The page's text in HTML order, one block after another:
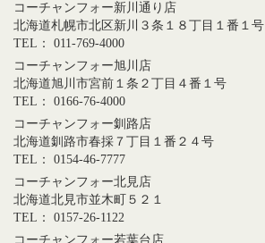
コーチャンフォー新川通り店
北海道札幌市北区新川３条１８丁目１番１号
TEL： 011-769-4000
コーチャンフォー旭川店
北海道旭川市宮前１条２丁目４番１号
TEL： 0166-76-4000
コーチャンフォー釧路店
北海道釧路市春採７丁目１番２４号
TEL： 0154-46-7777
コーチャンフォー北見店
北海道北見市並木町５２１
TEL： 0157-26-1122
コーチャンフォー若葉台店